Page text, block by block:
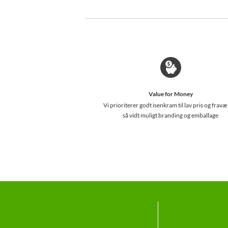
Value for Money
Vi prioriterer godt isenkram til lav pris og
så vidt muligt branding og emballage